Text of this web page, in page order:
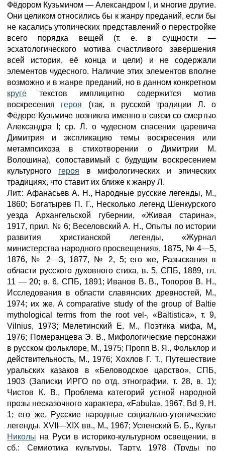
Фёдором Кузьмичом — Александром I, и многие другие.
Они целиком относились бы к жанру преданий, если бы
не касались утопических представлений о перестройке
всего порядка вещей (т. е. в сущности —
эсхатологического мотива счастливого завершения
всей истории, её конца и цели) и не содержали
элементов чудесного. Наличие этих элементов вполне
возможно и в жанре преданий, но в данном конкретном
круге текстов имплицитно содержится мотив
воскресения героя (так, в русской традиции Л. о
Фёдоре Кузьмиче возникла именно в связи со смертью
Александра I; ср. Л. о чудесном спасении царевича
Димитрия и экспликацию темы воскресения или
метампсихоза в стихотворении о Димитрии М.
Волошина), сопоставимый с будущим воскресением
культурного героя в мифологических и эпических
традициях, что ставит их ближе к жанру Л.
Лит.: Афанасьев А. Н., Народные русские легенды, М.,
1860; Богатырев П. Г., Несколько легенд Шенкурского
уезда Архангельской губернии, «Живая старина»,
1917, прил. № 6; Веселовский А. Н., Опыты по истории
развития христианской легенды, «Журнал
министерства народного просвещения», 1875, № 4—5,
1876, № 2—3, 1877, № 2, 5; его же, Разыскания в
области русского духовного стиха, в. 5, СПБ, 1889, гл.
11 — 20; в. 6, СПБ, 1891; Иванов В. В., Топоров В. Н.,
Исследования в области славянских древностей, М.,
1974; их жe, A comparative study of the group of Baltie
mythological terms from the root vel-, «Baltistica», т. 9,
Vilnius, 1973; Meлeтинский Е. М., Поэтика мифа, М„
1976; Померанцева Э. В., Мифологические персонажи
в русском фольклоре, М., 1975; Пропп В. Я., Фольклор и
действительность, М., 1976; Хохлов Г. Т., Путешествие
уральских казаков в «Беловодское царство», СПБ,
1903 (Записки ИРГО по отд. этнографии, т. 28, в. 1);
Чистов К. В., Проблема категорий устной народной
прозы несказочного характера, «Fabula», 1967, Bd 9, Н.
1; его же, Русские народные социально-утопические
легенды. XVII—XIX вв., М., 1967; Успенский Б. Б., Культ
Николы на Руси в историко-культурном освещении, в
сб.: Семиотика культуры, Тарту, 1978 (Труды по